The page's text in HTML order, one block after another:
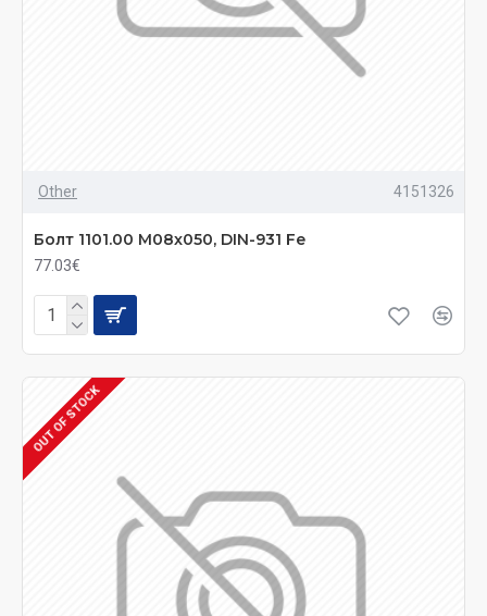
Other 4151326
Болт 1101.00 M08x050, DIN-931 Fe
77.03€
OUT OF STOCK